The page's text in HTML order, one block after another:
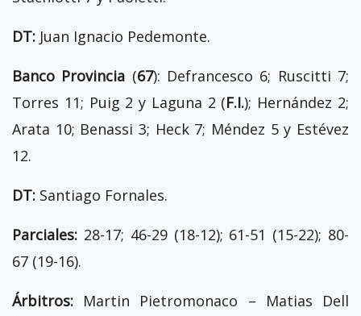
DT: Juan Ignacio Pedemonte.
Banco Provincia (67): Defrancesco 6; Ruscitti 7;
Torres 11; Puig 2 y Laguna 2 (F.I.); Hernández 2;
Arata 10; Benassi 3; Heck 7; Méndez 5 y Estévez
12.
DT: Santiago Fornales.
Parciales: 28-17; 46-29 (18-12); 61-51 (15-22); 80-
67 (19-16).
Árbitros: Martin Pietromonaco – Matias Dell